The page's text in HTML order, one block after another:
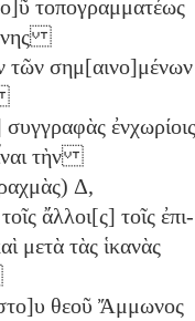
τοπογραμματέως
τῶν σημ[αινο]μένων
ἐνχωρίοις
τὴν
Δ,
ἄλλοι[ς] τοῖς ἐπι-
μετὰ τὰς ἱκανὰς
θεοῦ Ἄμμωνος